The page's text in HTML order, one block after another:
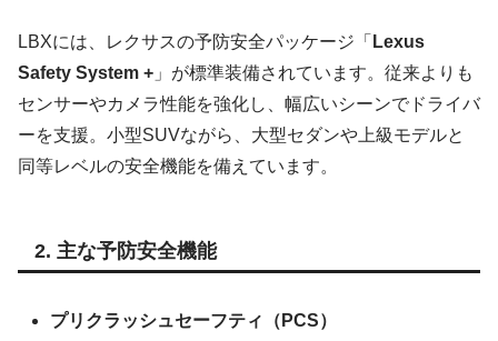
LBXには、レクサスの予防安全パッケージ「 Lexus
Safety System + 」が標準装備されています。従来よりも
センサーやカメラ性能を強化し、幅広いシーンでドライバ
ーを支援。小型SUVながら、大型セダンや上級モデルと
同等レベルの安全機能を備えています。
2. 主な予防安全機能
プリクラッシュセーフティ（PCS）